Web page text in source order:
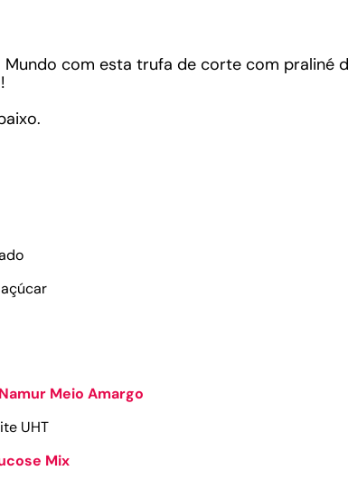
com esta trufa de corte com praliné
Meio Amargo
UHT
Mix